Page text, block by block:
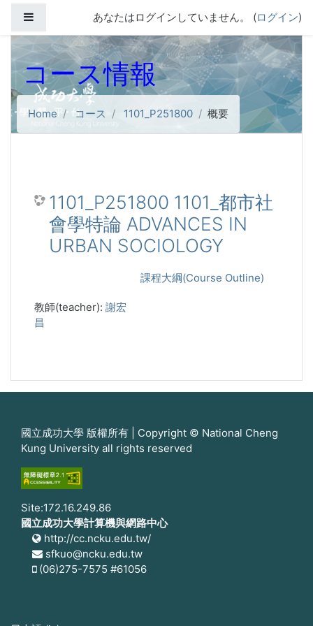
サイドパネルあなたはログインしていません。 (ログイン)
コース情報
Home コース 1101_P251800 概要
1101_P251800 1101_都市社
會學特論 ADVANCES IN
URBAN SOCIOLOGY
課程大綱(Course Outline)
教師(teacher): 謝宏
昌
國立成功大學 版權所有 | Copyright © National Cheng
Kung University all rights reserved
Site:172.16.249.86
國立成功大學計算機與網路中心
http://cc.ncku.edu.tw/
sfkuo@ncku.edu.tw
(06)275-7575 #61056